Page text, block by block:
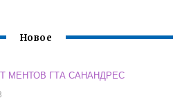
Новое
МЕНТОВ ГТА САНАНДРЕС